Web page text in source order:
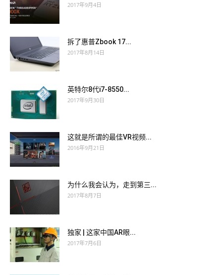
2017年9月4日
拆了惠普Zbook 17...
2017年8月14日
英特尔8代i7-8550...
2017年9月30日
这就是所谓的最佳VR视频...
2016年9月21日
为什么我会认为，走到第三...
2017年8月7日
独家 | 这家中国AR眼...
2017年7月6日